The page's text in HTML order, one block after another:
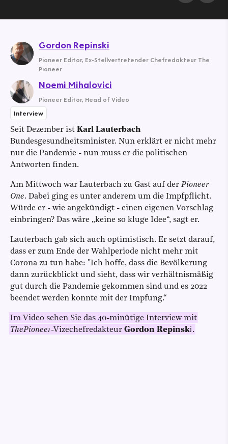
Gordon Repinski
Pioneer Editor, Ex-Stellvertretender Chefredakteur The
Pioneer
Noemi Mihalovici
Pioneer Editor, Head of Video
Interview
Seit Dezember ist Karl Lauterbach
Bundesgesundheitsminister. Nun erklärt er nicht mehr
nur die Pandemie - nun muss er die politischen
Antworten finden.
Am Mittwoch war Lauterbach zu Gast auf der Pioneer
One. Dabei ging es unter anderem um die Impfpflicht.
Würde er - wie angekündigt - einen eigenen Vorschlag
einbringen? Das wäre „keine so kluge Idee“, sagt er.
Lauterbach gab sich auch optimistisch. Er setzt darauf,
dass er zum Ende der Wahlperiode nicht mehr mit
Corona zu tun habe: "Ich hoffe, dass die Bevölkerung
dann zurückblickt und sieht, dass wir verhältnismäßig
gut durch die Pandemie gekommen sind und es 2022
beendet werden konnte mit der Impfung.“
Im Video sehen Sie das 40-minütige Interview mit
ThePioneer-Vizechefredakteur Gordon Repinski.